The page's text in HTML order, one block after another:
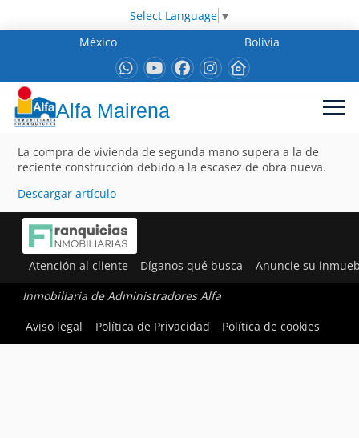
Select Language ▼
México
Bolivia
Alfa Mairena
La compra de vivienda de segunda mano supera a la de
reciente construcción debido a la escasez de obra nueva.
Descargar artículo
Atención al cliente Díganos qué busca Anuncie su
Inmobiliaria de Administradores Alfa
Aviso legal
Política de Privacidad Política de cookies